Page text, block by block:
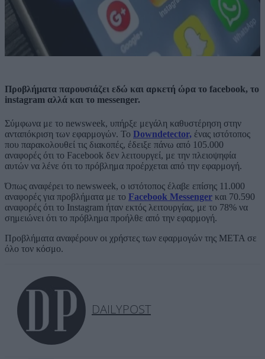
Προβλήματα παρουσιάζει εδώ και αρκετή ώρα το facebook, το
instagram αλλά και το messenger.
Σύμφωνα με το newsweek, υπήρξε μεγάλη καθυστέρηση στην
ανταπόκριση των εφαρμογών. Το Downdetector, ένας ιστότοπος
που παρακολουθεί τις διακοπές, έδειξε πάνω από 105.000
αναφορές ότι το Facebook δεν λειτουργεί, με την πλειοψηφία
αυτών να λένε ότι το πρόβλημα προέρχεται από την εφαρμογή.
Όπως αναφέρει το newsweek, ο ιστότοπος έλαβε επίσης 11.000
αναφορές για προβλήματα με το Facebook Messenger και 70.590
αναφορές ότι το Instagram ήταν εκτός λειτουργίας, με το 78% να
σημειώνει ότι το πρόβλημα προήλθε από την εφαρμογή.
Προβλήματα αναφέρουν οι χρήστες των εφαρμογών της META σε
όλο τον κόσμο.
DAILYPOST